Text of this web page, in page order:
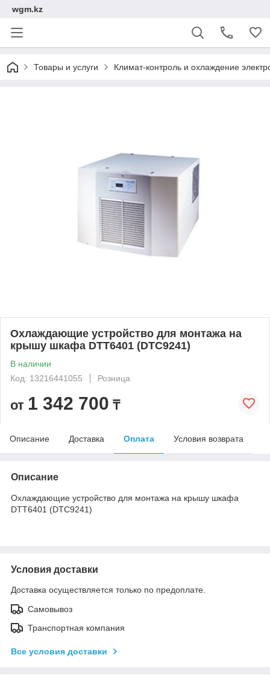
wgm.kz
Товары и услуги Климат-контроль и охлаждение
Охлаждающие устройство для монтажа на
крышу шкафа DTT6401 (DTC9241)
В наличии
Код: 13216441055
Розница
от 1 342 700 ₸
Описание Доставка Оплата Условия возврата
Описание
Охлаждающие устройство для монтажа на крышу шкафа
DTT6401 (DTC9241)
Условия доставки
Доставка осуществляется только по предоплате.
Самовывоз
Транспортная компания
Все условия доставки